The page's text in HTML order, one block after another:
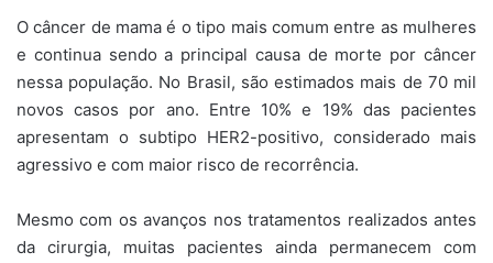
O câncer de mama é o tipo mais comum entre as mulheres
e continua sendo a principal causa de morte por câncer
nessa população. No Brasil, são estimados mais de 70 mil
novos casos por ano. Entre 10% e 19% das pacientes
apresentam o subtipo HER2-positivo, considerado mais
agressivo e com maior risco de recorrência.
Mesmo com os avanços nos tratamentos realizados antes
da cirurgia, muitas pacientes ainda permanecem com